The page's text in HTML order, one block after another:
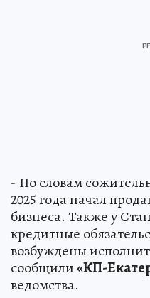
- По словам
2025 года начал
бизнеса. Также у
кредитные
возбуждены
сообщили«КП-
ведомства.